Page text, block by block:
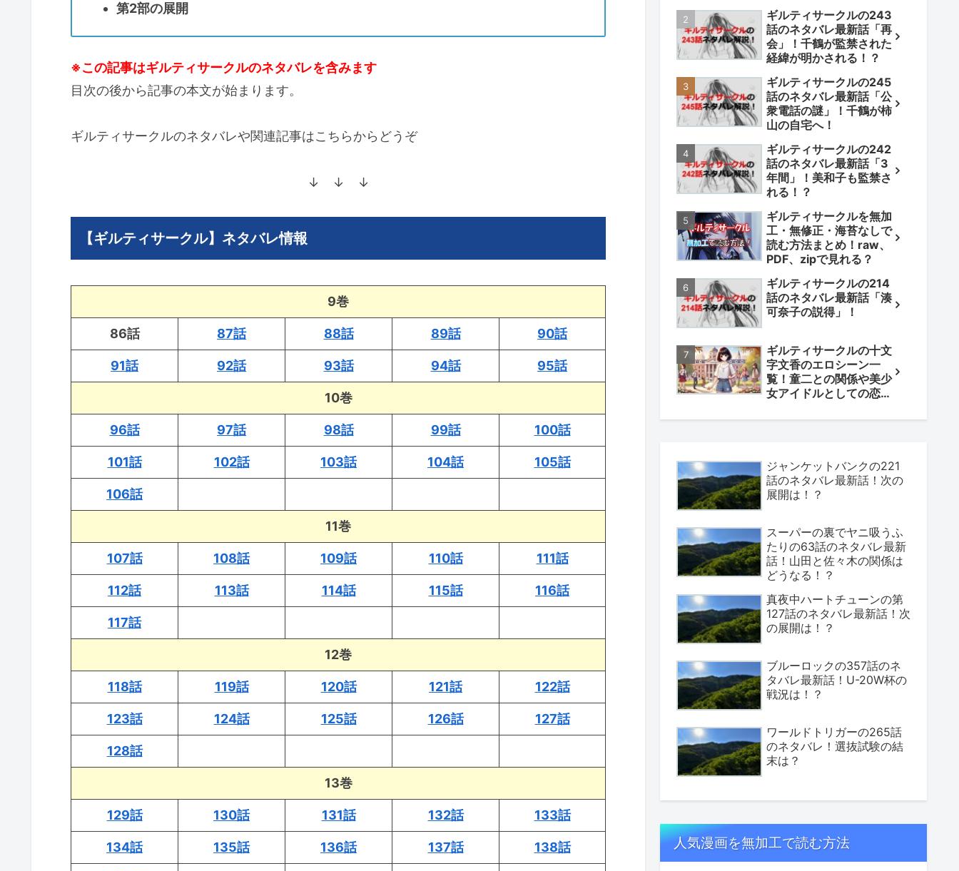
第2部の展開
※この記事はギルティサークルのネタバレを含みます
目次の後から記事の本文が始まります。
ギルティサークルのネタバレや関連記事はこちらからどうぞ
↓ ↓ ↓
【ギルティサークル】ネタバレ情報
9巻
86話 87話 88話 89話 90話
91話 92話 93話 94話 95話
10巻
96話 97話 98話 99話 100話
101話 102話 103話 104話 105話
106話
11巻
107話 108話 109話 110話 111話
112話 113話 114話 115話 116話
117話
12巻
118話 119話 120話 121話 122話
123話 124話 125話 126話 127話
128話
13巻
129話 130話 131話 132話 133話
134話 135話 136話 137話 138話
ギルティサークルの243
話のネタバレ最新話「再
会」！千鶴が監禁された
経緯が明かされる！？
ギルティサークルの245
話のネタバレ最新話「公
衆電話の謎」！千鶴が柿
山の自宅へ！
ギルティサークルの242
話のネタバレ最新話「3
年間」！美和子も監禁さ
れる！？
ギルティサークルを無加
工・無修正・海苔なしで
読む方法まとめ！raw、
PDF、zipで見れる？
ギルティサークルの214
話のネタバレ最新話「湊
可奈子の説得」！
ギルティサークルの十文
字文香のエロシーン一
覧！童二との関係や美少
女アイドルとしての恋も
ジャンケットバンクの221
話のネタバレ最新話！次の
展開は！？
スーパーの裏でヤニ吸うふ
たりの63話のネタバレ最新
話！山田と佐々木の関係は
どうなる！？
真夜中ハートチューンの第
127話のネタバレ最新話！次
の展開は！？
ブルーロックの357話のネ
タバレ最新話！U-20W杯の
戦況は！？
ワールドトリガーの265話
のネタバレ！選抜試験の結
末は？
人気漫画を無加工で読む方法